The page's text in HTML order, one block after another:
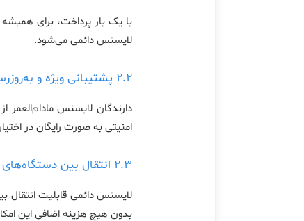
با یک بار پرداخت، برای
لایسنس دائمی می‌شود.
۲.۲ پشتیبانی ویژه و به‌روزرسانی دائمی
دارندگان لایسنس مادام‌العمر از
امنیتی به صورت رایگان در
۲.۳ انتقال بین دستگاه‌های مختلف
لایسنس دائمی قابلیت انتقال
بدون هیچ هزینه اضافی این